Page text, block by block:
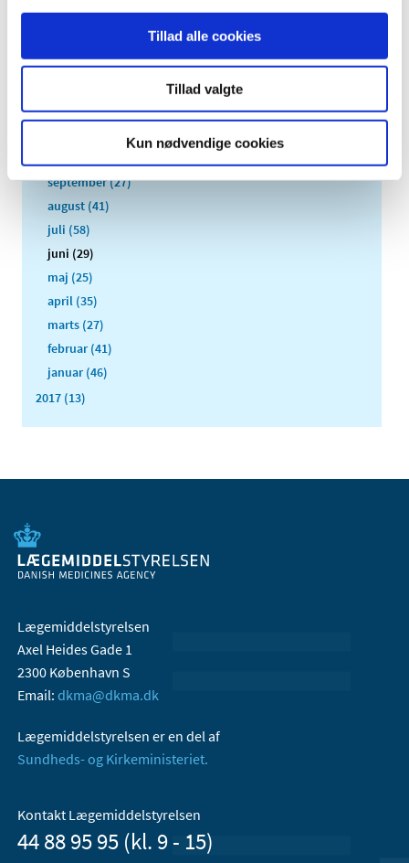
Tillad alle cookies
Tillad valgte
Kun nødvendige cookies
2021 (1)
2019 (18)
december (17)
november (26)
september (27)
august (41)
juli (58)
juni (29)
maj (25)
april (35)
marts (27)
februar (41)
januar (46)
2017 (13)
Lægemiddelstyrelsen
Axel Heides Gade 1
2300 København S
Email: dkma@dkma.dk
Lægemiddelstyrelsen er en del af
Sundheds- og Kirkeministeriet.
Kontakt Lægemiddelstyrelsen
44 88 95 95 (kl. 9 - 15)